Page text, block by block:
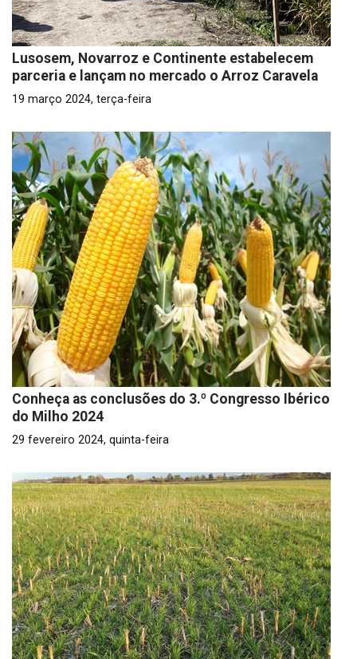
Lusosem, Novarroz e Continente estabelecem
parceria e lançam no mercado o Arroz Caravela
19 março 2024, terça-feira
Conheça as conclusões do 3.º Congresso Ibérico
do Milho 2024
29 fevereiro 2024, quinta-feira